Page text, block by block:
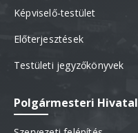
Képviselő-testület
Előterjesztések
Testületi jegyzőkönyvek
Polgármesteri Hivatal